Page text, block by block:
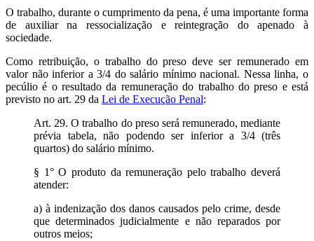
O trabalho, durante o cumprimento da pena, é uma importante forma
de auxiliar na ressocialização e reintegração do apenado à
sociedade.
Como retribuição, o trabalho do preso deve ser remunerado em
valor não inferior a 3/4 do salário mínimo nacional. Nessa linha, o
pecúlio é o resultado da remuneração do trabalho do preso e está
previsto no art. 29 da Lei de Execução Penal:
Art. 29. O trabalho do preso será remunerado, mediante
prévia tabela, não podendo ser inferior a 3/4 (três
quartos) do salário mínimo.
§ 1° O produto da remuneração pelo trabalho deverá
atender:
a) à indenização dos danos causados pelo crime, desde
que determinados judicialmente e não reparados por
outros meios;